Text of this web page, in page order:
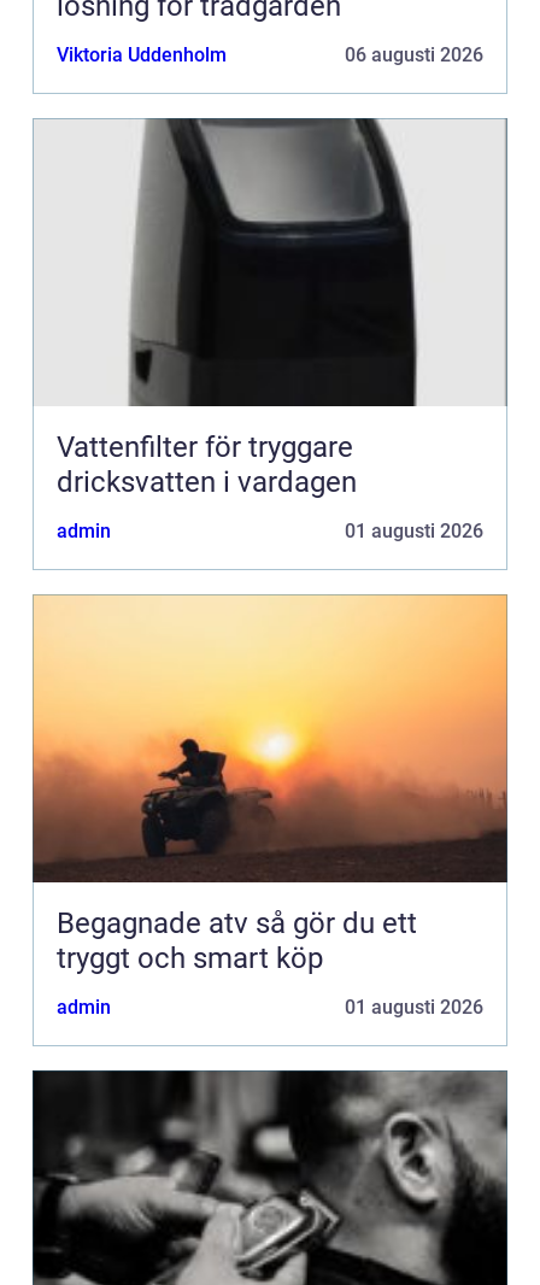
Viktoria Uddenholm 06 augusti 2026
Vattenfilter för tryggare
dricksvatten i vardagen
admin 01 augusti 2026
Begagnade atv så gör du ett
tryggt och smart köp
admin 01 augusti 2026